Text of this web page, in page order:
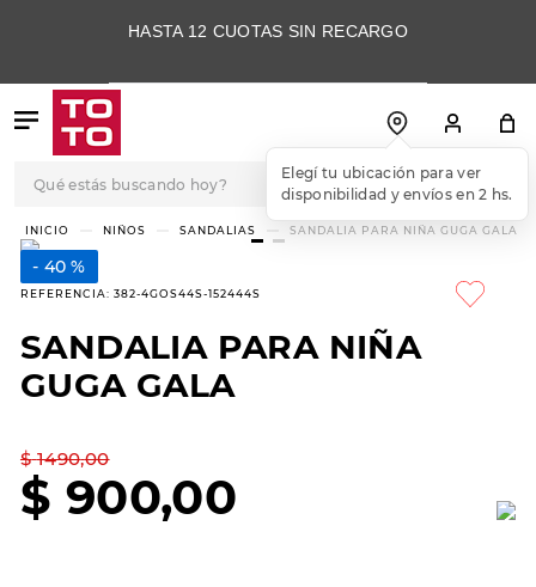
HASTA 12 CUOTAS SIN RECARGO
Elegí tu ubicación para ver
disponibilidad y envíos en 2 hs.
NIÑOS SANDALIAS SANDALIA PARA NIÑA GUGA GALA
40 %
REFERENCIA: 382-4GOS44S-152444S
SANDALIA PARA NIÑA
GUGA GALA
$ 1490,00
$ 900,00
TÉRMINOS MÁS
BUSCADOS
skechers